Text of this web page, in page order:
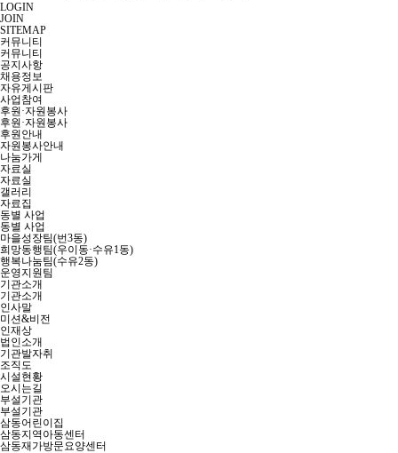
LOGIN
JOIN
SITEMAP
커뮤니티
커뮤니티
공지사항
채용정보
자유게시판
사업참여
후원·자원봉사
후원·자원봉사
후원안내
자원봉사안내
나눔가게
자료실
자료실
갤러리
자료집
동별 사업
동별 사업
마을성장팀(번3동)
희망동행팀(우이동·수유1동)
행복나눔팀(수유2동)
운영지원팀
기관소개
기관소개
인사말
미션&비전
인재상
법인소개
기관발자취
조직도
시설현황
오시는길
부설기관
부설기관
삼동어린이집
삼동지역아동센터
삼동재가방문요양센터